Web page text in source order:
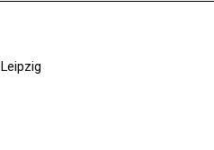
Leipzig